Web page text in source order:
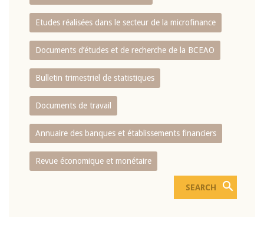
Etudes réalisées dans le secteur de la microfinance
Documents d’études et de recherche de la BCEAO
Bulletin trimestriel de statistiques
Documents de travail
Annuaire des banques et établissements financiers
Revue économique et monétaire